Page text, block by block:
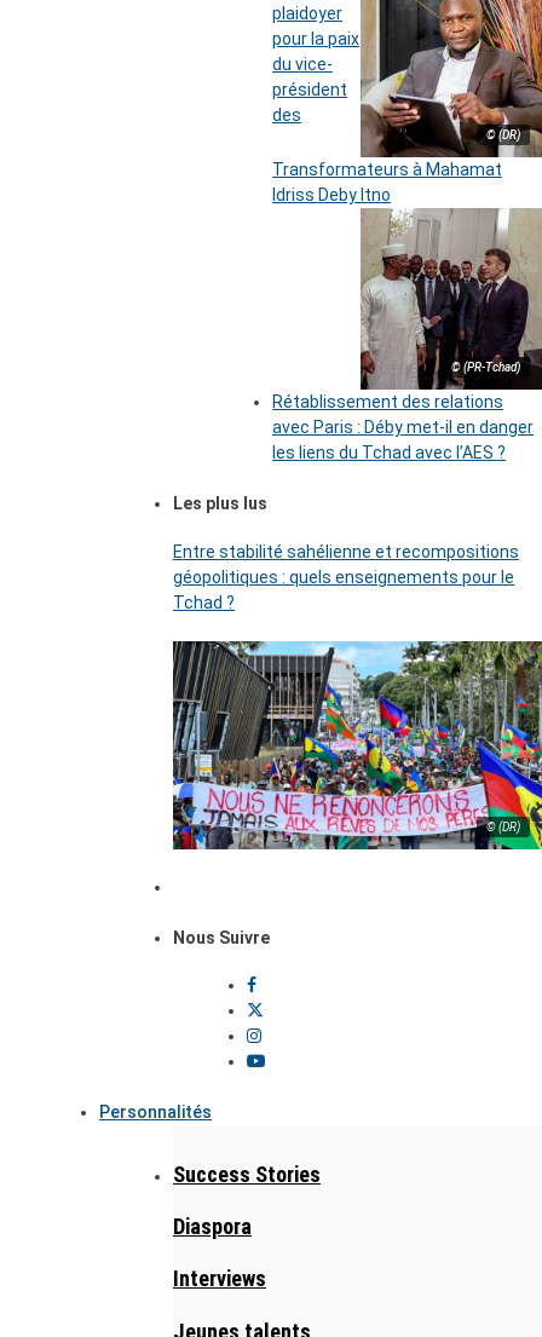
© (DR)
plaidoyer
pour la paix
du vice-
président
des
Transformateurs à Mahamat
Idriss Deby Itno
© (PR-Tchad)
Rétablissement des relations
avec Paris : Déby met-il en danger
les liens du Tchad avec l’AES ?
Les plus lus
Entre stabilité sahélienne et recompositions
géopolitiques : quels enseignements pour le
Tchad ?
© (DR)
Nous Suivre
Personnalités
Success Stories
Diaspora
Interviews
Jeunes talents